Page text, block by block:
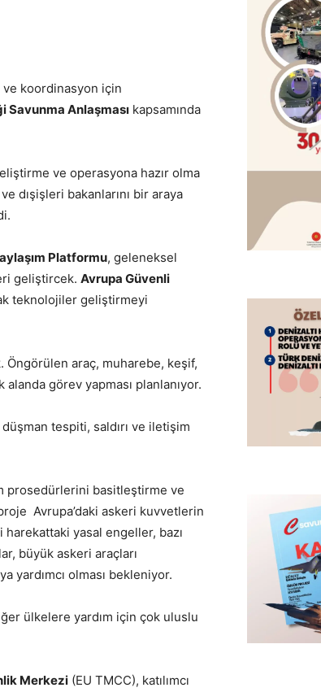
ve koordinasyon için
Savunma Anlaşması kapsamında
ve operasyona hazır olma
dışişleri bakanlarını bir araya
Platformu, geleneksel
geliştircek. Avrupa Güvenli
teknolojiler geliştirmeyi
araç, muharebe, keşif,
görev yapması planlanıyor.
tespiti, saldırı ve iletişim
prosedürlerini basitleştirme ve
Avrupa’daki askeri kuvvetlerin
harekattaki yasal engeller, bazı
büyük askeri araçları
yardımcı olması bekleniyor.
ülkelere yardım için çok uluslu
Merkezi (EU TMCC), katılımcı